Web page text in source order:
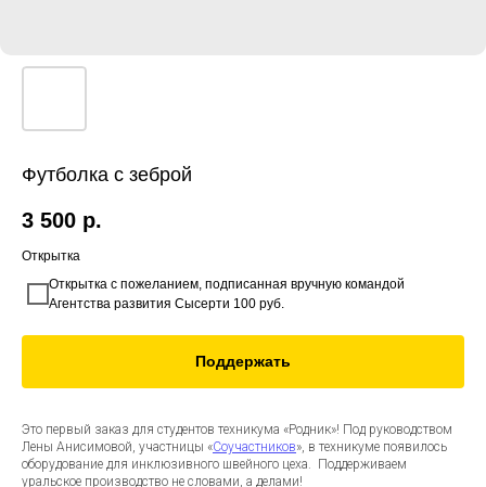
Футболка с зеброй
3 500 р.
Открытка
Открытка с пожеланием, подписанная вручную командой
Агентства развития Сысерти 100 руб.
Поддержать
Это первый заказ для студентов техникума «Родник»! Под руководством
Лены Анисимовой, участницы «Соучастников», в техникуме появилось
оборудование для инклюзивного швейного цеха. Поддерживаем
уральское производство не словами, а делами!